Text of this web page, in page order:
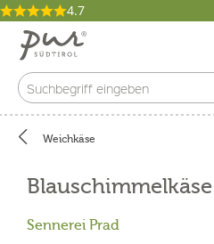
4.7
Weichkäse
Sennerei Prad